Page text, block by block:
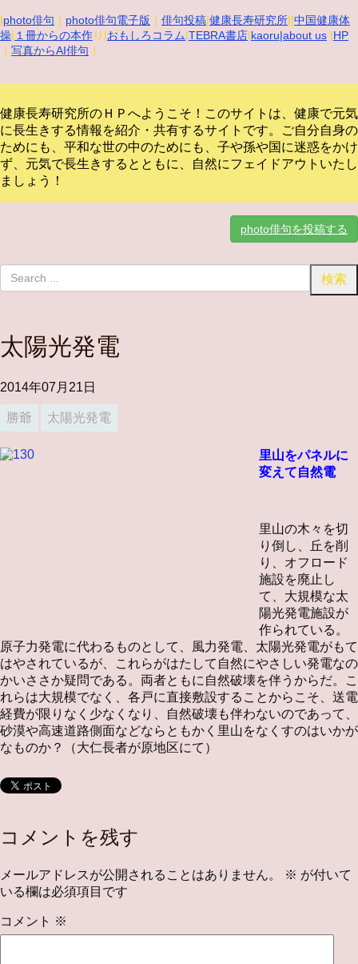
|photo俳句 ｜ photo俳句電子版 ｜ 俳句投稿|健康長寿研究所||中国健康体
操| １冊からの本作り|おもしろコラム|TEBRA書店|kaoru|about us |HP
｜ 写真からAI俳句 ｜
健康長寿研究所のＨＰへようこそ！このサイトは、健康で元気
に長生きする情報を紹介・共有するサイトです。
ご自分自身の
ためにも、平和な世の中のためにも、子や孫や国に迷惑をかけ
ず、元気で長生きするとともに、自然にフェイドアウトいたし
ましょう！
photo俳句を投稿する
太陽光発電
2014年07月21日
勝爺 太陽光発電
里山をパネルに
変えて自然電
里山の木々を切
り倒し、丘を削
り、オフロード
施設を廃止し
て、大規模な太
陽光発電施設が
作られている。
原子力発電に代わるものとして、風力発電、太陽光発電がもて
はやされているが、これらがはたして自然にやさしい発電なの
かいささか疑問である。両者ともに自然破壊を伴うからだ。こ
れらは大規模でなく、各戸に直接敷設することからこそ、送電
経費が限りなく少なくなり、自然破壊も伴わないのであって、
砂漠や高速道路側面などならともかく里山をなくすのはいかが
なものか？（大仁長者が原地区にて）
コメントを残す
メールアドレスが公開されることはありません。 ※ が付いて
いる欄は必須項目です
コメント ※